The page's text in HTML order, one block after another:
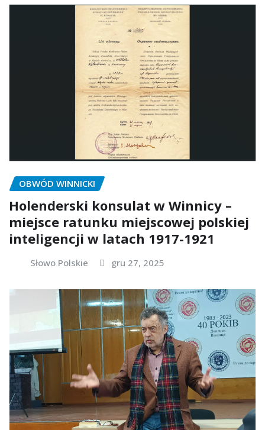
OBWÓD WINNICKI
Holenderski konsulat w Winnicy –
miejsce ratunku miejscowej polskiej
inteligencji w latach 1917-1921
Słowo Polskie gru 27, 2025